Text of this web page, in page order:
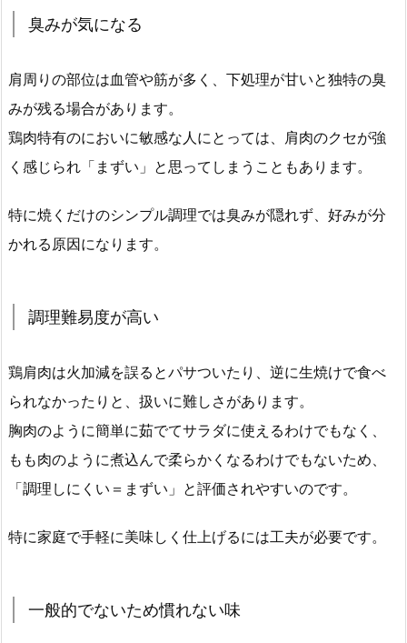
臭みが気になる
肩周りの部位は血管や筋が多く、下処理が甘いと独特の臭
みが残る場合があります。
鶏肉特有のにおいに敏感な人にとっては、肩肉のクセが強
く感じられ「まずい」と思ってしまうこともあります。
特に焼くだけのシンプル調理では臭みが隠れず、好みが分
かれる原因になります。
調理難易度が高い
鶏肩肉は火加減を誤るとパサついたり、逆に生焼けで食べ
られなかったりと、扱いに難しさがあります。
胸肉のように簡単に茹でてサラダに使えるわけでもなく、
もも肉のように煮込んで柔らかくなるわけでもないため、
「調理しにくい＝まずい」と評価されやすいのです。
特に家庭で手軽に美味しく仕上げるには工夫が必要です。
一般的でないため慣れない味